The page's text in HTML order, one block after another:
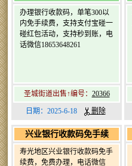
办理银行收款码，单笔300以
内免手续费，支持支付宝碰一
碰红包活动，支持秒到账，电
话微信18653648261
圣城街道出售↑编号： 20366
日期：2025-6-18 删除
兴业银行收款码免手续
寿光地区兴业银行收款码免手
续费，免费办理，电话微信